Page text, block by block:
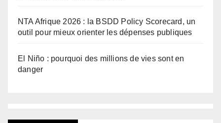
NTA Afrique 2026 : la BSDD Policy Scorecard, un
outil pour mieux orienter les dépenses publiques
El Niño : pourquoi des millions de vies sont en
danger